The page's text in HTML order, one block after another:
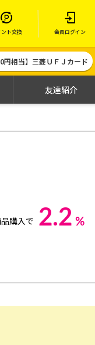
ント交換 会員ログイン
円相当】三菱ＵＦＪカード
友達紹介
購入で 2.2 %